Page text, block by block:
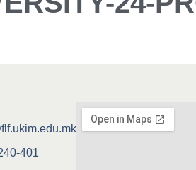
401